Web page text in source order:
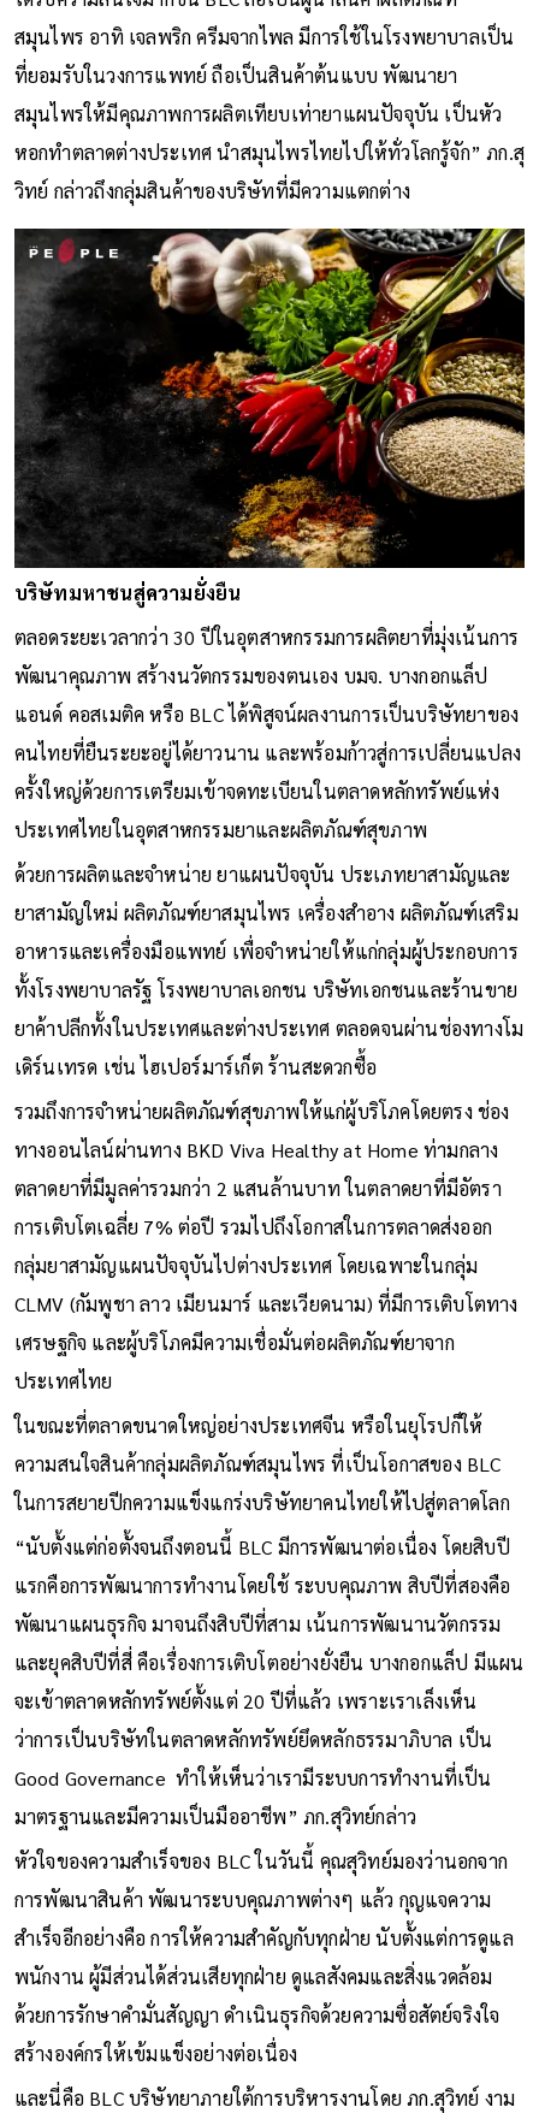
สมุนไพร อาทิ เจลพริก ครีมจากไพล มีการใช้ในโรงพยาบาลเป็น
ที่ยอมรับในวงการแพทย์ ถือเป็นสินค้าต้นแบบ พัฒนายา
สมุนไพรให้มีคุณภาพการผลิตเทียบเท่ายาแผนปัจจุบัน เป็นหัว
หอกทำตลาดต่างประเทศ นำสมุนไพรไทยไปให้ทั่วโลกรู้จัก” ภก.สุ
วิทย์ กล่าวถึงกลุ่มสินค้าของบริษัทที่มีความแตกต่าง
บริษัทมหาชนสู่ความยั่งยืน
ตลอดระยะเวลากว่า 30 ปีในอุตสาหกรรมการผลิตยาที่มุ่งเน้นการ
พัฒนาคุณภาพ สร้างนวัตกรรมของตนเอง บมจ. บางกอกแล็ป
แอนด์ คอสเมติค หรือ BLC ได้พิสูจน์ผลงานการเป็นบริษัทยาของ
คนไทยที่ยืนระยะอยู่ได้ยาวนาน และพร้อมก้าวสู่การเปลี่ยนแปลง
ครั้งใหญ่ด้วยการเตรียมเข้าจดทะเบียนในตลาดหลักทรัพย์แห่ง
ประเทศไทยในอุตสาหกรรมยาและผลิตภัณฑ์สุขภาพ
ด้วยการผลิตและจำหน่าย ยาแผนปัจจุบัน ประเภทยาสามัญและ
ยาสามัญใหม่ ผลิตภัณฑ์ยาสมุนไพร เครื่องสำอาง ผลิตภัณฑ์เสริม
อาหารและเครื่องมือแพทย์ เพื่อจำหน่ายให้แก่กลุ่มผู้ประกอบการ
ทั้งโรงพยาบาลรัฐ โรงพยาบาลเอกชน บริษัทเอกชนและร้านขาย
ยาค้าปลีกทั้งในประเทศและต่างประเทศ ตลอดจนผ่านช่องทางโม
เดิร์นเทรด เช่น ไฮเปอร์มาร์เก็ต ร้านสะดวกซื้อ
รวมถึงการจำหน่ายผลิตภัณฑ์สุขภาพให้แก่ผู้บริโภคโดยตรง ช่อง
ทางออนไลน์ผ่านทาง BKD Viva Healthy at Home ท่ามกลาง
ตลาดยาที่มีมูลค่ารวมกว่า 2 แสนล้านบาท ในตลาดยาที่มีอัตรา
การเติบโตเฉลี่ย 7% ต่อปี รวมไปถึงโอกาสในการตลาดส่งออก
กลุ่มยาสามัญแผนปัจจุบันไปต่างประเทศ โดยเฉพาะในกลุ่ม
CLMV (กัมพูชา ลาว เมียนมาร์ และเวียดนาม) ที่มีการเติบโตทาง
เศรษฐกิจ และผู้บริโภคมีความเชื่อมั่นต่อผลิตภัณฑ์ยาจาก
ประเทศไทย
ในขณะที่ตลาดขนาดใหญ่อย่างประเทศจีน หรือในยุโรปก็ให้
ความสนใจสินค้ากลุ่มผลิตภัณฑ์สมุนไพร ที่เป็นโอกาสของ BLC
ในการสยายปีกความแข็งแกร่งบริษัทยาคนไทยให้ไปสู่ตลาดโลก
“นับตั้งแต่ก่อตั้งจนถึงตอนนี้ BLC มีการพัฒนาต่อเนื่อง โดยสิบปี
แรกคือการพัฒนาการทำงานโดยใช้ ระบบคุณภาพ สิบปีที่สองคือ
พัฒนาแผนธุรกิจ มาจนถึงสิบปีที่สาม เน้นการพัฒนานวัตกรรม
และยุคสิบปีที่สี่ คือเรื่องการเติบโตอย่างยั่งยืน บางกอกแล็ป มีแผน
จะเข้าตลาดหลักทรัพย์ตั้งแต่ 20 ปีที่แล้ว เพราะเราเล็งเห็น
ว่าการเป็นบริษัทในตลาดหลักทรัพย์ยึดหลักธรรมาภิบาล เป็น
Good Governance ทำให้เห็นว่าเรามีระบบการทำงานที่เป็น
มาตรฐานและมีความเป็นมืออาชีพ” ภก.สุวิทย์กล่าว
หัวใจของความสำเร็จของ BLC ในวันนี้ คุณสุวิทย์มองว่านอกจาก
การพัฒนาสินค้า พัฒนาระบบคุณภาพต่างๆ แล้ว กุญแจความ
สำเร็จอีกอย่างคือ การให้ความสำคัญกับทุกฝ่าย นับตั้งแต่การดูแล
พนักงาน ผู้มีส่วนได้ส่วนเสียทุกฝ่าย ดูแลสังคมและสิ่งแวดล้อม
ด้วยการรักษาคำมั่นสัญญา ดำเนินธุรกิจด้วยความซื่อสัตย์จริงใจ
สร้างองค์กรให้เข้มแข็งอย่างต่อเนื่อง
และนี่คือ BLC บริษัทยาภายใต้การบริหารงานโดย ภก.สุวิทย์ งาม